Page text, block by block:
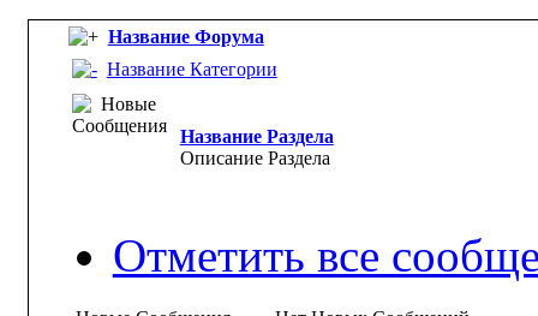
Название Форума
Название Категории
Название Раздела
Описание Раздела
Отметить все